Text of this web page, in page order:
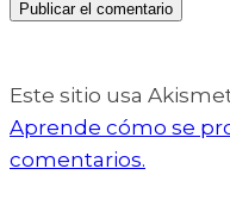
Este sitio usa
Aprende cómo se
comentarios.